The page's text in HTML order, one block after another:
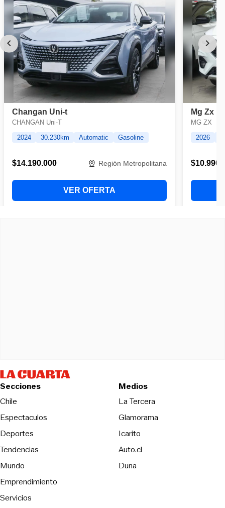
Secciones
Chile
Espectaculos
Deportes
Tendencias
Mundo
Emprendimiento
Servicios
Medios
La TerceraOpens in new
Glamorama
Icarito
Auto.cl
DunaOpens in new window